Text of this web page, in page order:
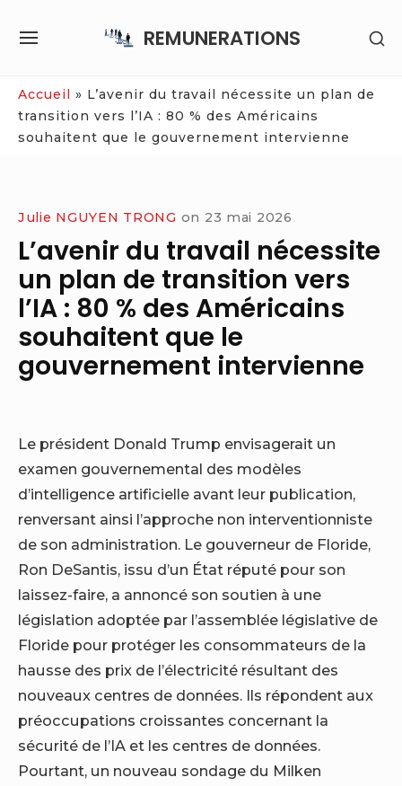
REMUNERATIONS
SITE
Accueil » L’avenir du travail nécessite un plan de
transition vers l’IA : 80 % des Américains
souhaitent que le gouvernement intervienne
Julie NGUYEN TRONG on 23 mai 2026
L’avenir du travail nécessite
un plan de transition vers
l’IA : 80 % des Américains
souhaitent que le
gouvernement intervienne
Le président Donald Trump envisagerait un
examen gouvernemental des modèles
d’intelligence artificielle avant leur publication,
renversant ainsi l’approche non interventionniste
de son administration. Le gouverneur de Floride,
Ron DeSantis, issu d’un État réputé pour son
laissez-faire, a annoncé son soutien à une
législation adoptée par l’assemblée législative de
Floride pour protéger les consommateurs de la
hausse des prix de l’électricité résultant des
nouveaux centres de données. Ils répondent aux
préoccupations croissantes concernant la
sécurité de l’IA et les centres de données.
Pourtant, un nouveau sondage du Milken